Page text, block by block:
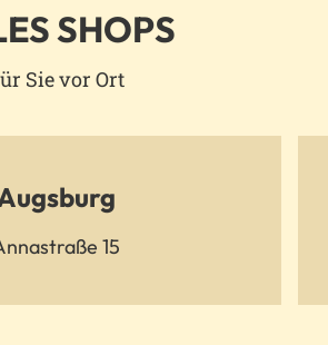
Management
Management
SHOPS
Sie vor Ort
15